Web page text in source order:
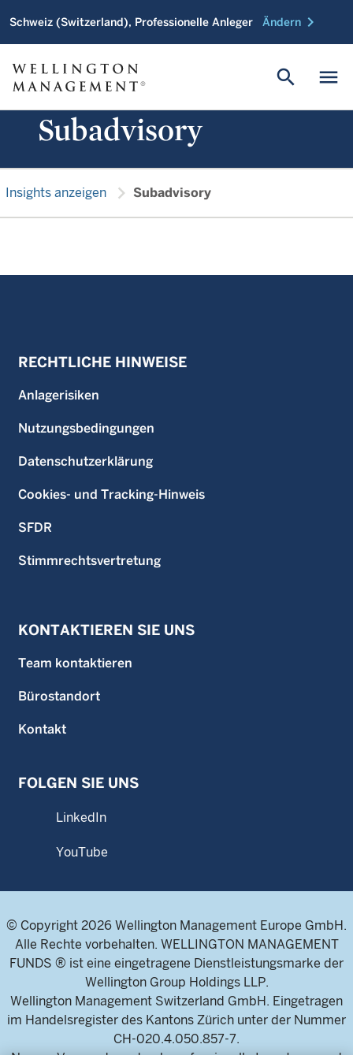
Schweiz (Switzerland), Professionelle Anleger Ändern chevron_right
menu
search
Subadvisory
Insights anzeigen chevron_right Subadvisory
RECHTLICHE HINWEISE
Anlagerisiken
Nutzungsbedingungen
Datenschutzerklärung
Cookies- und Tracking-Hinweis
SFDR
Stimmrechtsvertretung
KONTAKTIEREN SIE UNS
Team kontaktieren
Bürostandort
Kontakt
FOLGEN SIE UNS
LinkedIn
YouTube
© Copyright 2026 Wellington Management Europe GmbH.
Alle Rechte vorbehalten. WELLINGTON MANAGEMENT
FUNDS ® ist eine eingetragene Dienstleistungsmarke der
Wellington Group Holdings LLP.
Wellington Management Switzerland GmbH. Eingetragen
im Handelsregister des Kantons Zürich unter der Nummer
CH-020.4.050.857-7.